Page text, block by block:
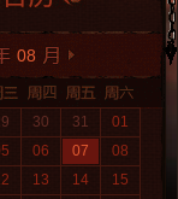
08
30 31
01
06 07
08
13 14
15